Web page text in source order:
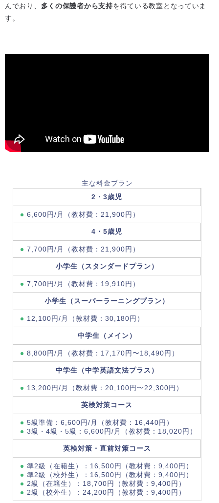
んでおり、 多くの保護者から支持を得ている教室となっていま
す。
主な料金プラン
2・3歳児
6,600円/月（教材費：21,900円）
4・5歳児
7,700円/月（教材費：21,900円）
小学生（スタンダードプラン）
7,700円/月（教材費：19,910円）
小学生（スーパーラーニングプラン）
12,100円/月（教材費：30,180円）
中学生（メイン）
8,800円/月（教材費：17,170円〜18,490円）
中学生（中学英語文法プラス）
13,200円/月（教材費：20,100円〜22,300円）
英検対策コース
5級準備：6,600円/月（教材費：16,440円）
3級・4級・5級：6,600円/月（教材費：18,020円）
英検対策・直前対策コース
準2級（在籍生）：16,500円（教材費：9,400円）
準2級（校外生）：16,500円（教材費：9,400円）
2級（在籍生）：18,700円（教材費：9,400円）
2級（校外生）：24,200円（教材費：9,400円）